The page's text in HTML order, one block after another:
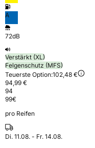
A
72dB
Verstärkt (XL)
Felgenschutz (MFS)
Teuerste Option:102,48 €
94,99 €
94
99€
pro Reifen
Di. 11.08. - Fr. 14.08.